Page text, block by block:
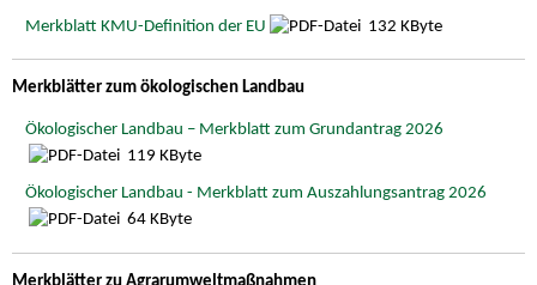
Merkblatt KMU-Definition der EU 132 KByte
Merkblätter zum ökologischen Landbau
Ökologischer Landbau – Merkblatt zum Grundantrag 2026
119 KByte
Ökologischer Landbau - Merkblatt zum Auszahlungsantrag 2026
64 KByte